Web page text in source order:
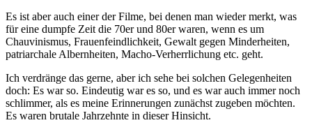
Es ist aber auch einer der Filme, bei denen man wieder merkt, was
für eine dumpfe Zeit die 70er und 80er waren, wenn es um
Chauvinismus, Frauenfeindlichkeit, Gewalt gegen Minderheiten,
patriarchale Albernheiten, Macho-Verherrlichung etc. geht.
Ich verdränge das gerne, aber ich sehe bei solchen Gelegenheiten
doch: Es war so. Eindeutig war es so, und es war auch immer noch
schlimmer, als es meine Erinnerungen zunächst zugeben möchten.
Es waren brutale Jahrzehnte in dieser Hinsicht.